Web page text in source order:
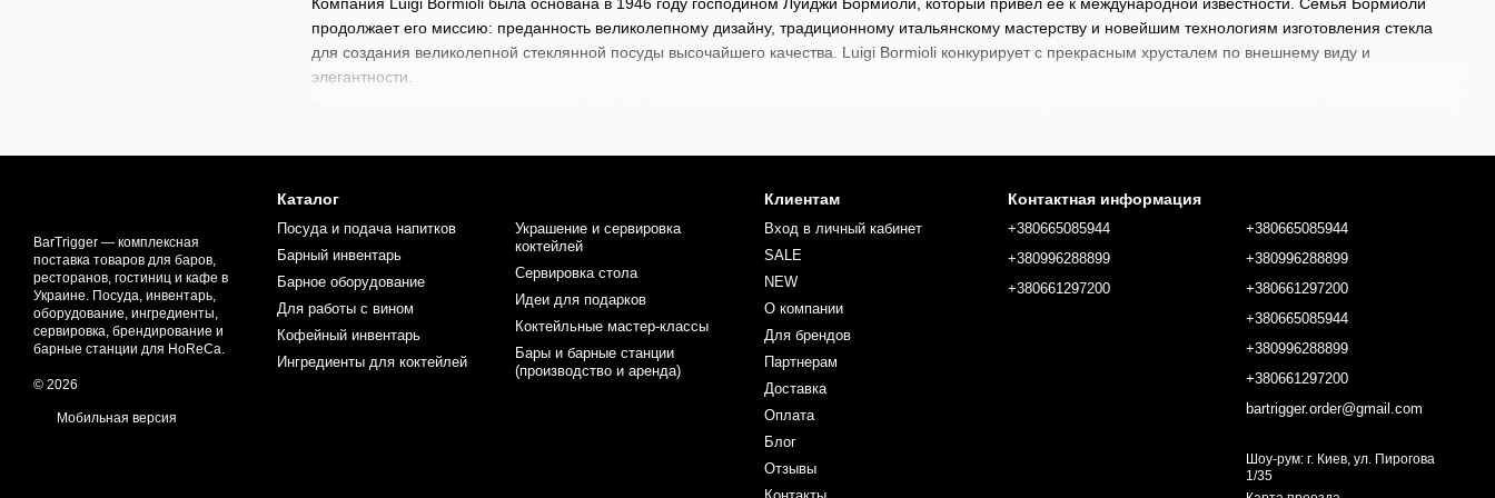
Компания Luigi Bormioli была основана в 1946 году господином Луиджи Бормиоли, который привел ее к международной известности. Семья Бормиоли
продолжает его миссию: преданность великолепному дизайну, традиционному итальянскому мастерству и новейшим технологиям изготовления стекла
для создания великолепной стеклянной посуды высочайшего качества. Luigi Bormioli конкурирует с прекрасным хрусталем по внешнему виду и
элегантности.
непревзойденных коктейлей. Прокачивайте ваши профессиональные навыки вместе с инвентарем от BarTrigger.
BarTrigger — комплексная
поставка товаров для баров,
ресторанов, гостиниц и кафе в
Украине. Посуда, инвентарь,
оборудование, ингредиенты,
сервировка, брендирование и
барные станции для HoReCa.
© 2026
Мобильная версия
Каталог
Посуда и подача напитков
Барный инвентарь
Барное оборудование
Для работы с вином
Кофейный инвентарь
Ингредиенты для коктейлей
Украшение и сервировка
коктейлей
Сервировка стола
Идеи для подарков
Коктейльные мастер-классы
Бары и барные станции
(производство и аренда)
Клиентам
Вход в личный кабинет
SALE
NEW
О компании
Для брендов
Партнерам
Доставка
Оплата
Блог
Отзывы
Контактная информация
+380665085944
+380996288899
+380661297200
+380665085944
+380996288899
+380661297200
+380665085944
+380996288899
+380661297200
bartrigger.order@gmail.com
Шоу-рум: г. Киев, ул. Пирогова
1/35